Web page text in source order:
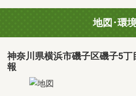
地図･環
神奈川県横浜市磯子区磯子5丁
報